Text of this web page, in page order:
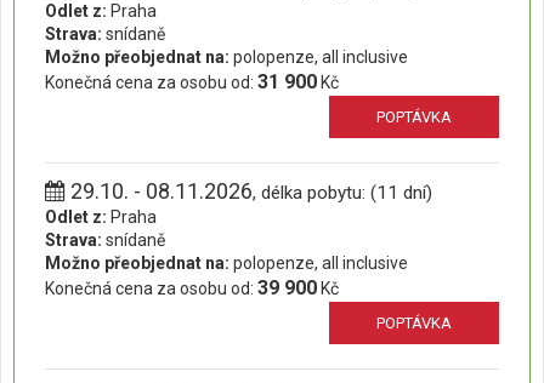
Odlet z: Praha
Strava: snídaně
Možno přeobjednat na: polopenze, all inclusive
Konečná cena za osobu od: 31 900 Kč
POPTÁVKA
29.10. - 08.11.2026, délka pobytu: (11 dní)
Odlet z: Praha
Strava: snídaně
Možno přeobjednat na: polopenze, all inclusive
Konečná cena za osobu od: 39 900 Kč
POPTÁVKA